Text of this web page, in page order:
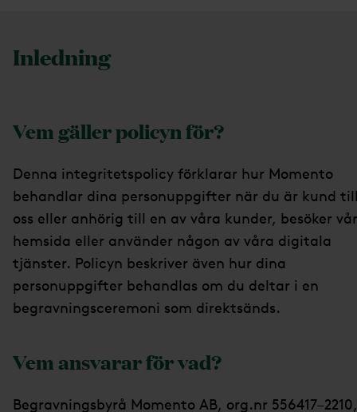
Inledning
Vem gäller policyn för?
Denna integritetspolicy förklarar hur Momento
behandlar dina personuppgifter när du är kund
oss eller anhörig till en av våra kunder, besöker vår
hemsida eller använder någon av våra digitala
tjänster. Policyn beskriver även hur dina
personuppgifter behandlas om du deltar i en
begravningsceremoni som direktsänds.
Vem ansvarar för vad?
Begravningsbyrå Momento AB, org.nr 556417–2210,